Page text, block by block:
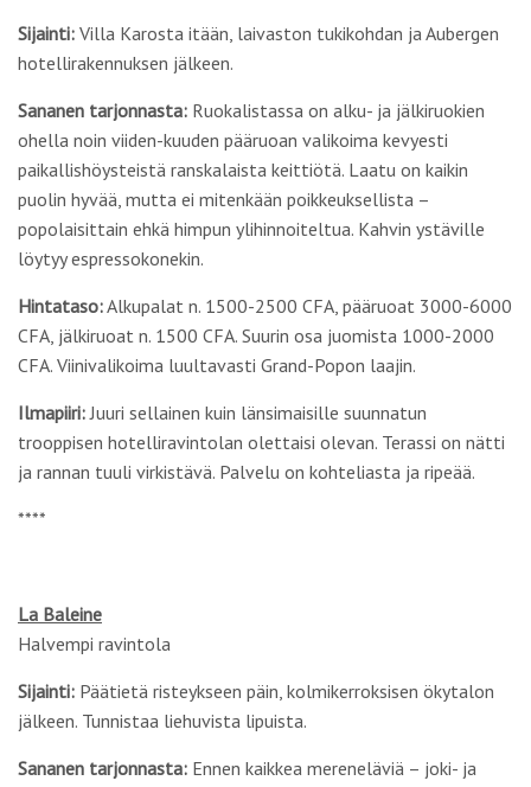
Sijainti: Villa Karosta itään, laivaston tukikohdan ja Aubergen
hotellirakennuksen jälkeen.
Sananen tarjonnasta: Ruokalistassa on alku- ja jälkiruokien
ohella noin viiden-kuuden pääruoan valikoima kevyesti
paikallishöysteistä ranskalaista keittiötä. Laatu on kaikin
puolin hyvää, mutta ei mitenkään poikkeuksellista –
popolaisittain ehkä himpun ylihinnoiteltua. Kahvin ystäville
löytyy espressokonekin.
Hintataso:Alkupalat n. 1500-2500 CFA, pääruoat 3000-6000
CFA, jälkiruoat n. 1500 CFA. Suurin osa juomista 1000-2000
CFA. Viinivalikoima luultavasti Grand-Popon laajin.
Ilmapiiri:Juuri sellainen kuin länsimaisille suunnatun
trooppisen hotelliravintolan olettaisi olevan. Terassi on nätti
ja rannan tuuli virkistävä. Palvelu on kohteliasta ja ripeää.
****
La Baleine
Halvempi ravintola
Sijainti: Päätietä risteykseen päin, kolmikerroksisen ökytalon
jälkeen. Tunnistaa liehuvista lipuista.
Sananen tarjonnasta: Ennen kaikkea mereneläviä – joki- ja